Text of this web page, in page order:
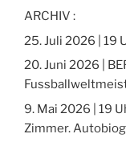
ARCHIV :
25. Juli 2026 | 19
20. Juni 2026 |
9. Mai 2026 | 19
Zimmer.